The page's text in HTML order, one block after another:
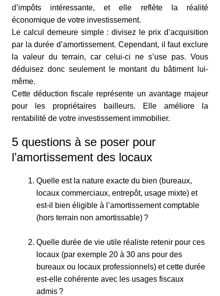
d’impôts intéressante, et elle reflète la réalité
économique de votre investissement.
Le calcul demeure simple : divisez le prix d’acquisition
par la durée d’amortissement. Cependant, il faut exclure
la valeur du terrain, car celui-ci ne s’use pas. Vous
déduisez donc seulement le montant du bâtiment lui-
même.
Cette déduction fiscale représente un avantage majeur
pour les propriétaires bailleurs. Elle améliore la
rentabilité de votre investissement immobilier.
5 questions à se poser pour
l’amortissement des locaux
Quelle est la nature exacte du bien (bureaux,
locaux commerciaux, entrepôt, usage mixte) et
est-il bien éligible à l’amortissement comptable
(hors terrain non amortissable) ?
Quelle durée de vie utile réaliste retenir pour ces
locaux (par exemple 20 à 30 ans pour des
bureaux ou locaux professionnels) et cette durée
est‑elle cohérente avec les usages fiscaux
admis ?